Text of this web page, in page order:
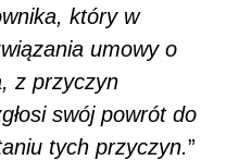
który w
umowy o
z przyczyn
swój powrót do
tych przyczyn.”